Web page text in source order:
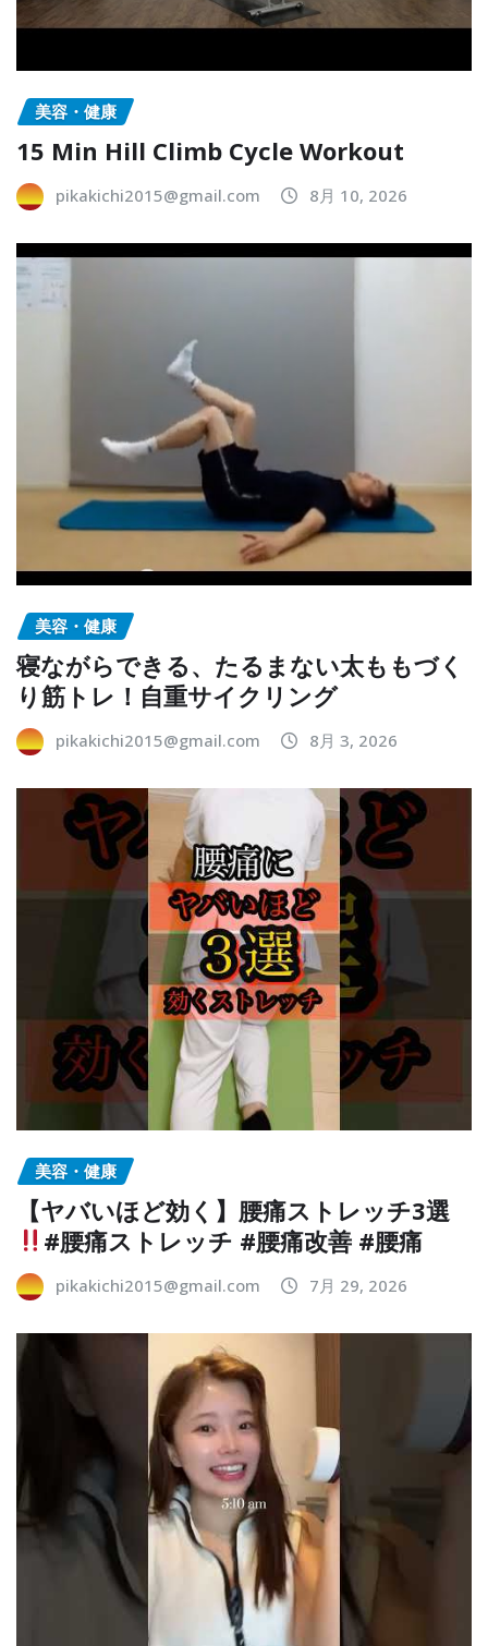
美容・健康
15 Min Hill Climb Cycle Workout
pikakichi2015@gmail.com 8月 10, 2026
美容・健康
寝ながらできる、たるまない太ももづく
り筋トレ！自重サイクリング
pikakichi2015@gmail.com 8月 3, 2026
美容・健康
【ヤバいほど効く】腰痛ストレッチ3選
#腰痛ストレッチ #腰痛改善 #腰痛
pikakichi2015@gmail.com 7月 29, 2026